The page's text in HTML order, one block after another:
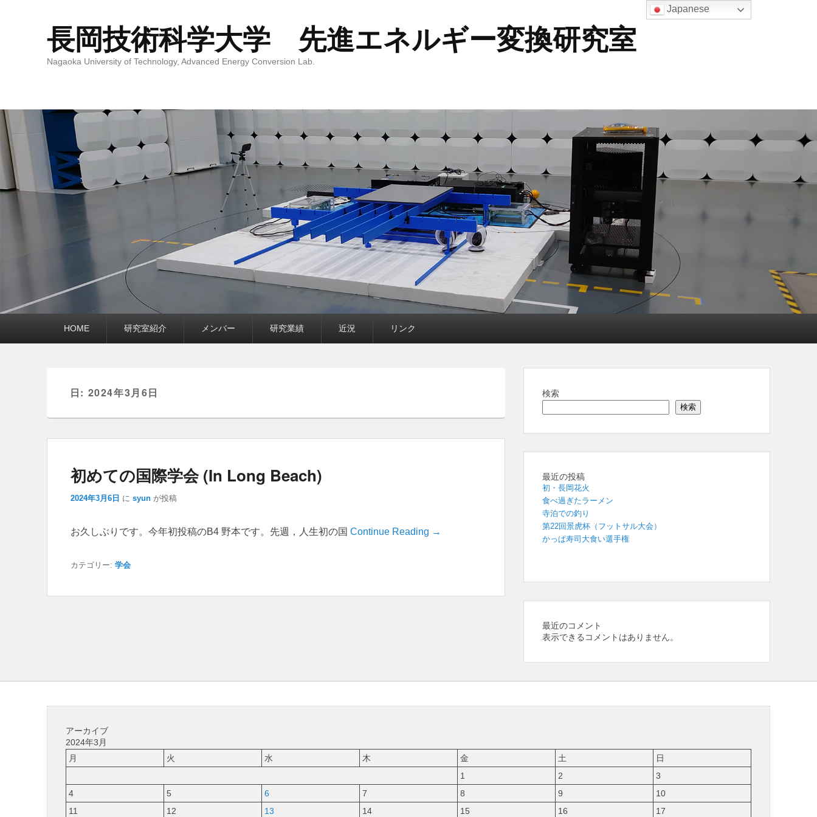
長岡技術科学大学 先進エネルギー変換研究室
Nagaoka University of Technology, Advanced Energy Conversion Lab.
ン
HOME 研究室紹介 メンバー 研究業績 近況 リンク
日: 2024年3月6日
初めての国際学会 (In Long Beach)
2024年3月6日 に syun が投稿
お久しぶりです。今年初投稿のB4 野本です。先週，人生初の国 Continue Reading →
カテゴリー: 学会
検索
検索
最近の投稿
初・長岡花火
食べ過ぎたラーメン
寺泊での釣り
第22回景虎杯（フットサル大会）
かっぱ寿司大食い選手権
最近のコメント
表示できるコメントはありません。
アーカイブ
2024年3月
月
火 水 木 金 土
日
1
2
3
4
5 6 7 8 9
10
11
12 13 14 15 16 17
Japanese